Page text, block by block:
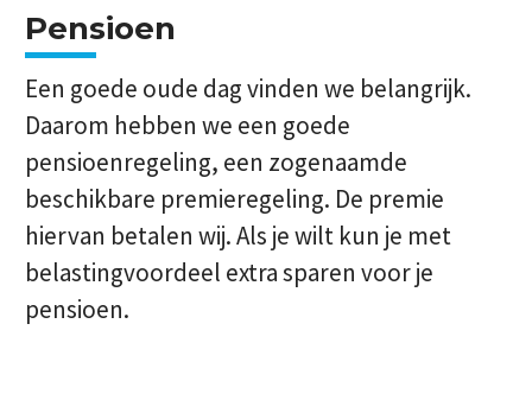
Pensioen
Een goede oude dag vinden we belangrijk.
Daarom hebben we een goede
pensioenregeling, een zogenaamde
beschikbare premieregeling. De premie
hiervan betalen wij. Als je wilt kun je met
belastingvoordeel extra sparen voor je
pensioen.